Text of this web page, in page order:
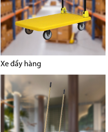
Xe đẩy hàng